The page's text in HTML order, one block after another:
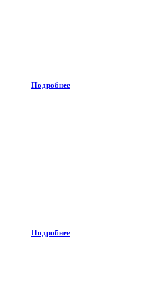
Подробнее
Подробнее